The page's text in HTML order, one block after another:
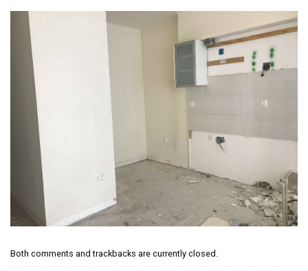
Both comments and trackbacks are currently closed.